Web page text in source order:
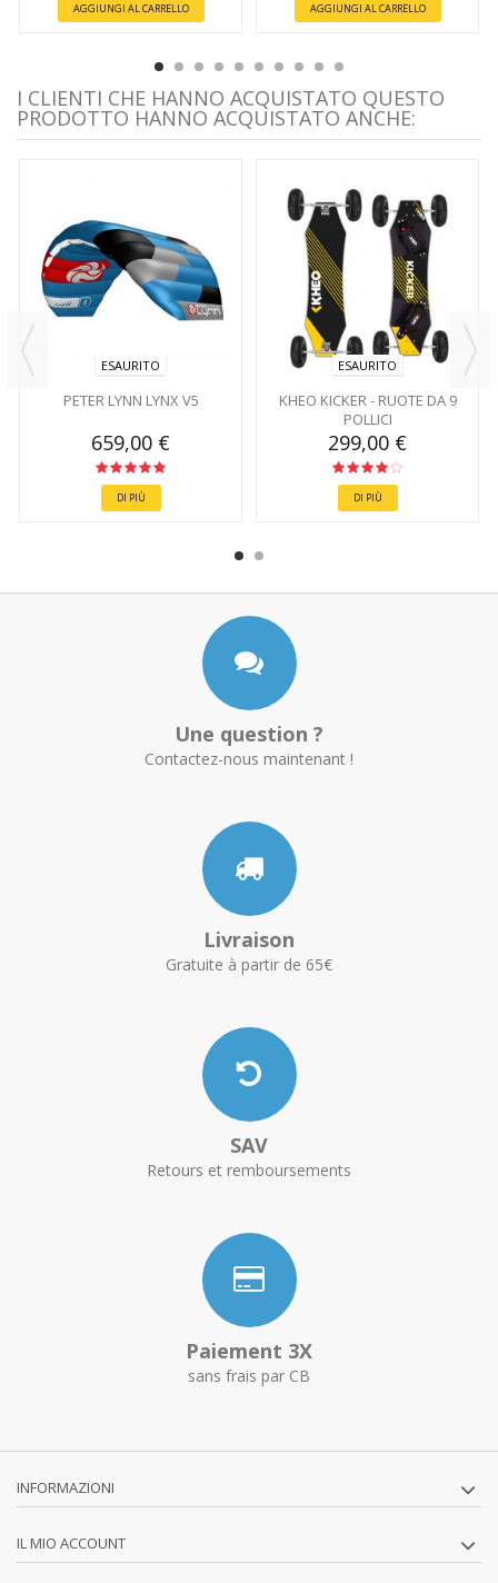
AGGIUNGI AL CARRELLO AGGIUNGI AL CARRELLO
I CLIENTI CHE HANNO ACQUISTATO QUESTO
PRODOTTO HANNO ACQUISTATO ANCHE:
ESAURITO
PETER LYNN LYNX V5
659,00 €
DI PIÙ
ESAURITO
KHEO KICKER - RUOTE DA 9
POLLICI
299,00 €
DI PIÙ
Une question ?
Contactez-nous maintenant !
Livraison
Gratuite à partir de 65€
SAV
Retours et remboursements
Paiement 3X
sans frais par CB
INFORMAZIONI
IL MIO ACCOUNT